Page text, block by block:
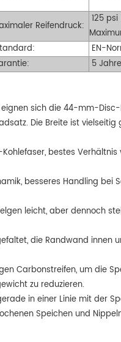
Reifendruck:
125
EN-
5 Jahre
sich die 44-mm-
Die Breite ist
bestes Verhältnis
besseres Handling bei
leicht, aber dennoch
die Randwand innen
Carbonstreifen, um die
zu reduzieren.
in einer Linie mit der
Speichen und